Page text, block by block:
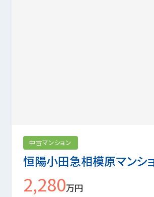
恒陽小田急相模原マンシ
中古マンション
2,280万円